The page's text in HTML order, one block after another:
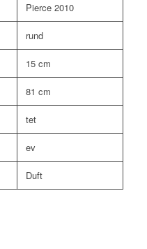
Pierce 2010
rund
15 cm
81 cm
tet
ev
Duft